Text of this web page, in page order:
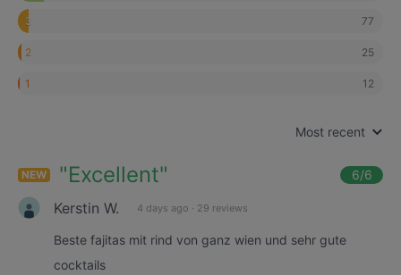
3 77
2 25
1 12
Most recent
NEW "Excellent" 6/6
Kerstin W. 4 days ago · 29 reviews
Beste fajitas mit rind von ganz wien und sehr gute
cocktails